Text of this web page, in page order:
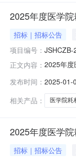
2025年度医学
招标｜招标公告
项目编号：
正文内容： 2025年度
部获取采
（二
发布时间： 2025-01-
相关产品：
医学院耗
2025年度医学
招标｜招标公告